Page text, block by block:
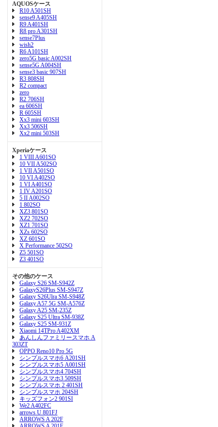
AQUOSケース
R10 A501SH
sense9 A405SH
R9 A401SH
R8 pro A301SH
sense7Plus
wish2
R6 A101SH
zero5G basic A002SH
sense5G A004SH
sense3 basic 907SH
R3 808SH
R2 compact
zero
R2 706SH
ea 606SH
R 605SH
Xx3 mini 603SH
Xx3 506SH
Xx2 mini 503SH
Xperiaケース
1 VIII A601SO
10 VII A502SO
1 VII A501SO
10 VI A402SO
1 VI A401SO
1 IV A201SO
5 II A002SO
1 802SO
XZ3 801SO
XZ2 702SO
XZ1 701SO
XZs 602SO
XZ 601SO
X Performance 502SO
Z5 501SO
Z3 401SO
その他のケース
Galaxy S26 SM-S942Z
GalaxyS26Plus SM-S947Z
Galaxy S26Ulra SM-S948Z
Galaxy A57 5G SM-A576Z
Galaxy A25 SM-235Z
Galaxy S25 Ultra SM-938Z
Galaxy S25 SM-931Z
Xiaomi 14TPro A402XM
あんしんファミリースマホ A
303ZT
OPPO Reno10 Pro 5G
シンプルスマホ6 A201SH
シンプルスマホ5 A001SH
シンプルスマホ4 704SH
シンプルスマホ3 509SH
シンプルスマホ 2 401SH
シンプルスマホ 204SH
キッズフォン2 901SI
We2 A402FC
arrows U 801FJ
ARROWS A 202F